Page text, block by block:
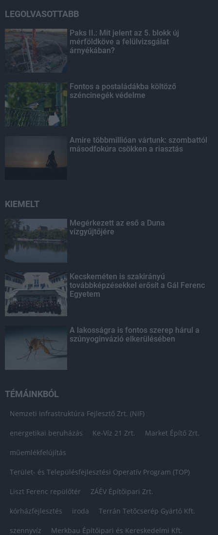
LEGOLVASOTTABB
Paks II.: Mit jelent az 5. blokk új
mérföldköve a felülvizsgálat
árnyékában?
Fontos a postaládákba költöző
széncinegék védelme
Amire többmillióan vártunk: szombattól
másodfokúra csökken a riasztás
KIEMELT
Megérkezett az eső a Duna
vízgyűjtőjére
Kecskeméten is szakirányú
továbbképzésekkel erősít a Gál Ferenc
Egyetem
A lakosságra is fontos szerep hárul a
szúnyoginvázió elkerülésében
TÉMÁINKBÓL
Nemzeti Infrastruktúra Fejlesztő Zrt. (NIF)
energetikai beruházás Ke-Víz 21 Zrt. Market Építő Zrt.
műemlékfelújítás
Terület- és Településfejlesztési Operatív Program (TOP)
Liszt Ferenc repülőtér ZÁÉV Építőipari Zrt.
kórházfejlesztés iroda Terrán Tetőcserép Gyártó Kft.
szennyvíz Merkbau Építőipari és Kereskedelmi Kft.